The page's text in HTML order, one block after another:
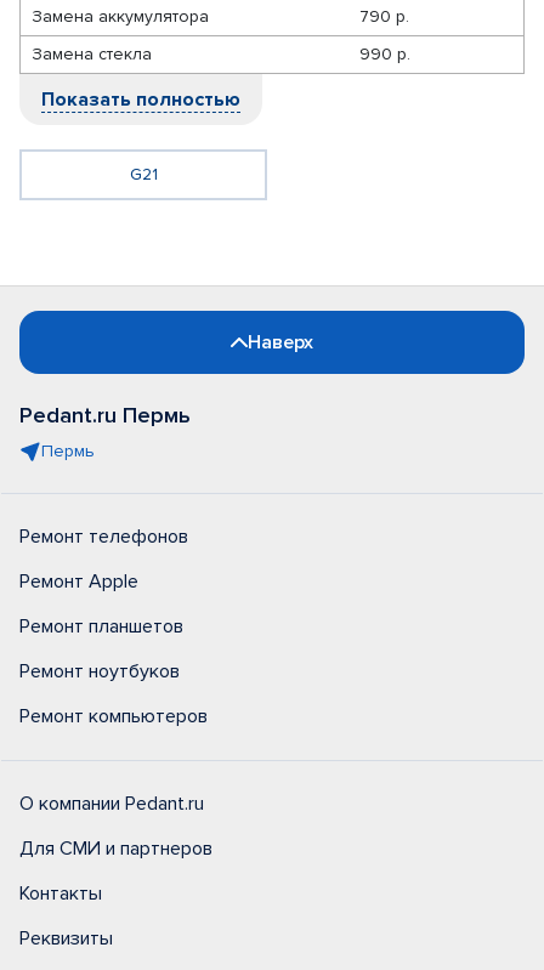
Замена аккумулятора
790 р.
Замена стекла
990 р.
Показать полностью
G21
Наверх
Pedant.ru Пермь
Пермь
Ремонт телефонов
Ремонт Apple
Ремонт планшетов
Ремонт ноутбуков
Ремонт компьютеров
О компании Pedant.ru
Для СМИ и партнеров
Контакты
Реквизиты